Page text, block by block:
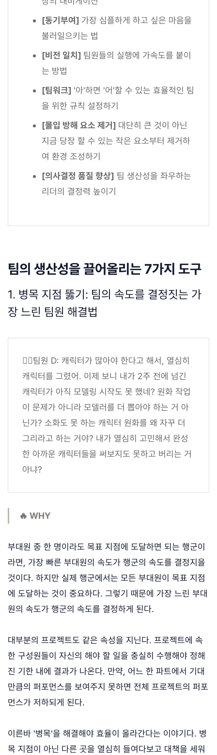
[동기부여] 가장 심플하게 하고 싶은 마음을
불러일으키는 법
[비전 일치] 팀원들의 실행에 가속도를 붙이
는 방법
[팀워크] '아'하면 '어'할 수 있는 효율적인 팀
을 위한 규칙 설정하기
[몰입 방해 요소 제거] 대단히 큰 것이 아닌
지금 당장 할 수 있는 작은 요소부터 제거하
여 환경 조성하기
[의사결정 품질 향상] 팀 생산성을 좌우하는
리더의 결정력 높이기
팀의 생산성을 끌어올리는 7가지 도구
1. 병목 지점 뚫기: 팀의 속도를 결정짓는 가
장 느린 팀원 해결법
🤷‍♂️팀원 D: 캐릭터가 많아야 한다고 해서, 열심히
캐릭터를 그렸어. 이제 보니 내가 2주 전에 넘긴
캐릭터가 아직 모델링 시작도 못 했네? 원화 작업
이 문제가 아니라 모델러를 더 뽑아야 하는 거 아
닌가? 소화도 못 하는 캐릭터 원화를 왜 자꾸 더
그리라고 하는 거야? 내가 열심히 고민해서 완성
한 아까운 캐릭터들을 써보지도 못하고 버리는 거
아냐?
🔥 WHY
부대원 중 한 명이라도 목표 지점에 도달하면 되는 행군이
라면, 가장 빠른 부대원의 속도가 행군의 속도를 결정지을
것이다. 하지만 실제 행군에서는 모든 부대원이 목표 지점
에 도달하는 것이 중요하다. 그렇기 때문에 가장 느린 부대
원의 속도가 행군의 속도를 결정하게 된다.
대부분의 프로젝트도 같은 속성을 지닌다. 프로젝트에 속
한 구성원들이 자신의 해야 할 일을 충실히 수행해야 정해
진 기한 내에 결과가 나온다. 만약, 어느 한 파트에서 기대
만큼의 퍼포먼스를 보여주지 못하면 전체 프로젝트의 퍼포
먼스가 저하되게 된다.
이른바 '병목'을 해결해야 효율이 올라간다는 이야기다. 병
목 지점이 아닌 다른 곳을 열심히 들여다보고 대책을 세워